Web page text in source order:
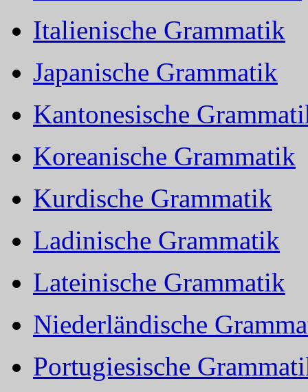
Italienische Grammatik
Japanische Grammatik
Kantonesische
Koreanische Grammatik
Kurdische Grammatik
Ladinische Grammatik
Lateinische Grammatik
Niederländische
Portugiesische